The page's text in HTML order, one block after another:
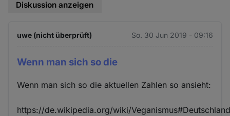
Diskussion anzeigen
uwe (nicht überprüft) So. 30 Jun 2019 - 09:16
Wenn man sich so die
Wenn man sich so die aktuellen Zahlen so ansieht:
https://de.wikipedia.org/wiki/